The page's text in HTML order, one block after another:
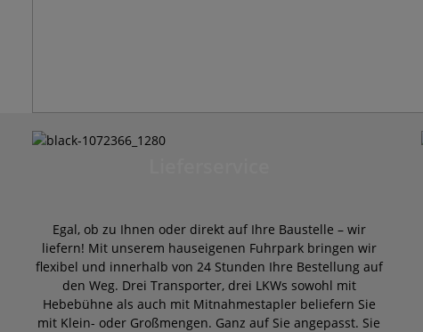
Egal, ob zu Ihnen oder direkt auf Ihre Baustelle – wir
liefern! Mit unserem hauseigenen Fuhrpark bringen wir
flexibel und innerhalb von 24 Stunden Ihre Bestellung auf
den Weg. Drei Transporter, drei LKWs sowohl mit
Hebebühne als auch mit Mitnahmestapler beliefern Sie
mit Klein- oder Großmengen. Ganz auf Sie angepasst. Sie